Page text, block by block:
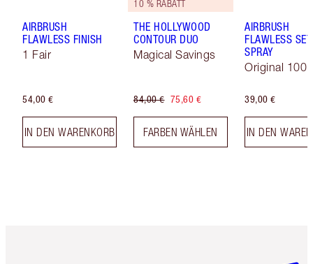
AIRBRUSH
FLAWLESS FINISH
1 Fair
54,00 €
IN DEN WARENKORB
10 % RABATT
THE HOLLYWOOD
CONTOUR DUO
Magical Savings
84,00 € 75,60 €
FARBEN WÄHLEN
AIRBRUSH
FLAWLESS
SPRAY
Original 100
39,00 €
IN DEN